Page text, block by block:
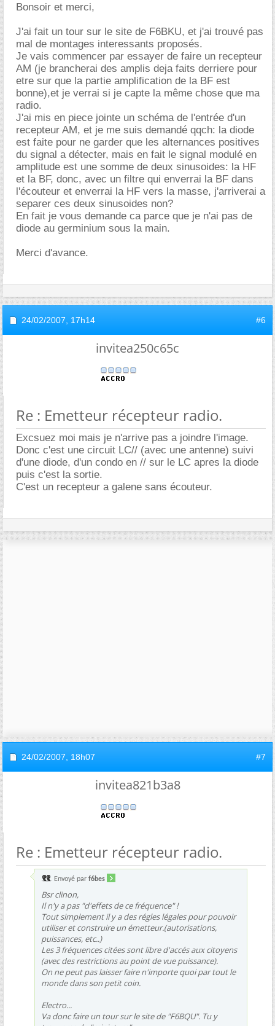
Bonsoir et merci,
J'ai fait un tour sur le site de F6BKU, et j'ai trouvé pas
mal de montages interessants proposés.
Je vais commencer par essayer de faire un recepteur
AM (je brancherai des amplis deja faits derriere pour
etre sur que la partie amplification de la BF est
bonne),et je verrai si je capte la même chose que ma
radio.
J'ai mis en piece jointe un schéma de l'entrée d'un
recepteur AM, et je me suis demandé qqch: la diode
est faite pour ne garder que les alternances positives
du signal a détecter, mais en fait le signal modulé en
amplitude est une somme de deux sinusoides: la HF
et la BF, donc, avec un filtre qui enverrai la BF dans
l'écouteur et enverrai la HF vers la masse, j'arriverai a
separer ces deux sinusoides non?
En fait je vous demande ca parce que je n'ai pas de
diode au germinium sous la main.
Merci d'avance.
24/02/2007, 17h14 #6
invitea250c65c
Re : Emetteur récepteur radio.
Excsuez moi mais je n'arrive pas a joindre l'image.
Donc c'est une circuit LC// (avec une antenne) suivi
d'une diode, d'un condo en // sur le LC apres la diode
puis c'est la sortie.
C'est un recepteur a galene sans écouteur.
24/02/2007, 18h07 #7
invitea821b3a8
Re : Emetteur récepteur radio.
Envoyé par f6bes
Bsr clinon,
Il n'y a pas "d'effets de ce fréquence" !
Tout simplement il y a des régles légales pour pouvoir
utiliser et construire un émetteur.(autorisations,
puissances, etc..)
Les 3 fréquences citées sont libre d'accés aux citoyens
(avec des restrictions au point de vue puissance).
On ne peut pas laisser faire n'importe quoi par tout le
monde dans son petit coin.
Electro...
Va donc faire un tour sur le site de "F6BQU". Tu y